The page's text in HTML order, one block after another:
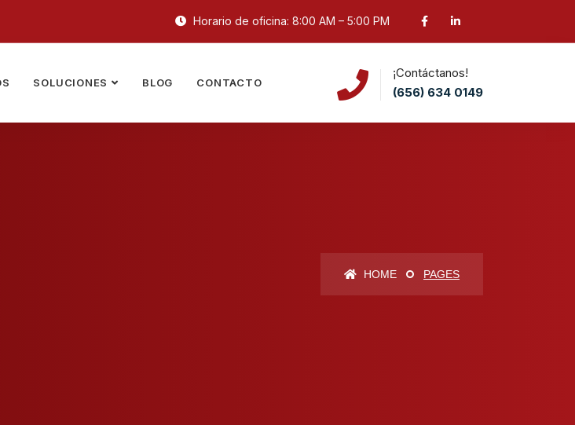
Horario de oficina: 8:00 AM – 5:00 PM
¡Contáctanos!
(656) 634 0149
SOLUCIONES BLOG CONTACTO
HOME PAGES